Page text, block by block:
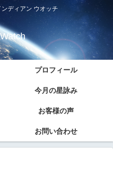
ディアン ウオッチ
プロフィール
今月の星詠み
お客様の声
お問い合わせ